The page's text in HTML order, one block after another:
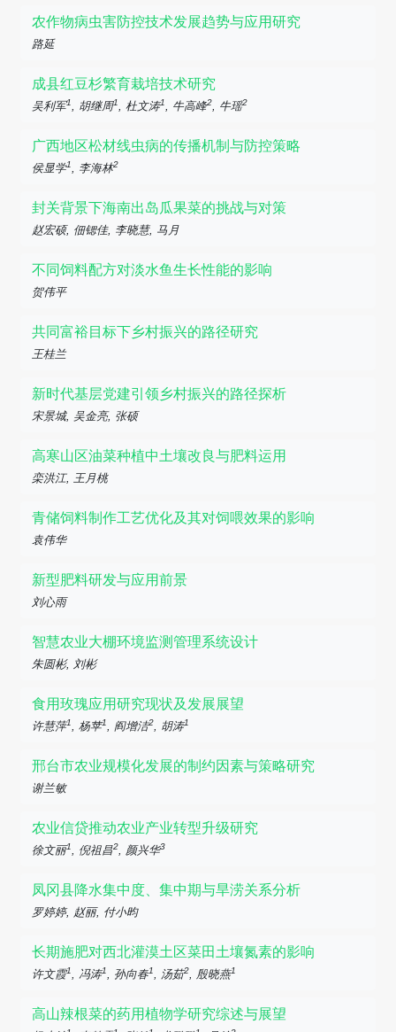
农作物病虫害防控技术发展趋势与应用研究
路延
成县红豆杉繁育栽培技术研究
吴利军1, 胡继周1, 杜文涛1, 牛高峰2, 牛瑶2
广西地区松材线虫病的传播机制与防控策略
侯显学1, 李海林2
封关背景下海南出岛瓜果菜的挑战与对策
赵宏硕, 佃锶佳, 李晓慧, 马月
不同饲料配方对淡水鱼生长性能的影响
贺伟平
共同富裕目标下乡村振兴的路径研究
王桂兰
新时代基层党建引领乡村振兴的路径探析
宋景城, 吴金亮, 张硕
高寒山区油菜种植中土壤改良与肥料运用
栾洪江, 王月桃
青储饲料制作工艺优化及其对饲喂效果的影响
袁伟华
新型肥料研发与应用前景
刘心雨
智慧农业大棚环境监测管理系统设计
朱圆彬, 刘彬
食用玫瑰应用研究现状及发展展望
许慧萍1, 杨苹1, 阎增洁2, 胡涛1
邢台市农业规模化发展的制约因素与策略研究
谢兰敏
农业信贷推动农业产业转型升级研究
徐文丽1, 倪祖昌2, 颜兴华3
凤冈县降水集中度、集中期与旱涝关系分析
罗婷婷, 赵丽, 付小昀
长期施肥对西北灌漠土区菜田土壤氮素的影响
许文霞1, 冯涛1, 孙向春1, 汤茹2, 殷晓燕1
高山辣根菜的药用植物学研究综述与展望